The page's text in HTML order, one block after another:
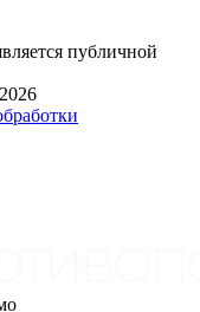
публичной